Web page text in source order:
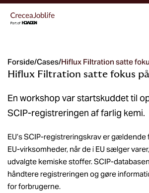
Forside/Cases/Hiflux Filtration satte
Hiflux Filtration satte fokus på
En workshop var startskuddet til
SCIP-registreringen af farlig kemi.
EU’s SCIP-registreringskrav er
EU-virksomheder, når de i EU sælger
udvalgte kemiske stoffer. SCIP-
håndtere registreringen og gøre
for forbrugerne.